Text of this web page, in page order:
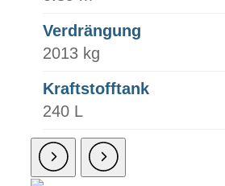
Verdrängung
2013 kg
Kraftstofftank
240 L